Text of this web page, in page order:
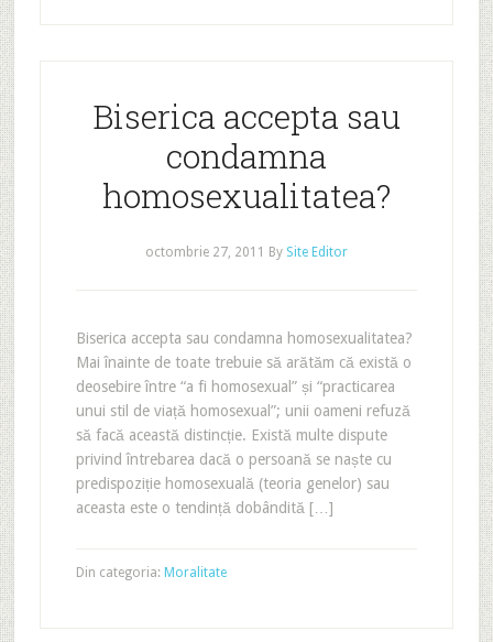
Biserica accepta sau
condamna
homosexualitatea?
octombrie 27, 2011 By Site Editor
Biserica accepta sau condamna homosexualitatea?
Mai înainte de toate trebuie să arătăm că există o
deosebire între “a fi homosexual” și “practicarea
unui stil de viață homosexual”; unii oameni refuză
să facă această distincție. Există multe dispute
privind întrebarea dacă o persoană se naște cu
predispoziție homosexuală (teoria genelor) sau
aceasta este o tendință dobândită […]
Din categoria: Moralitate